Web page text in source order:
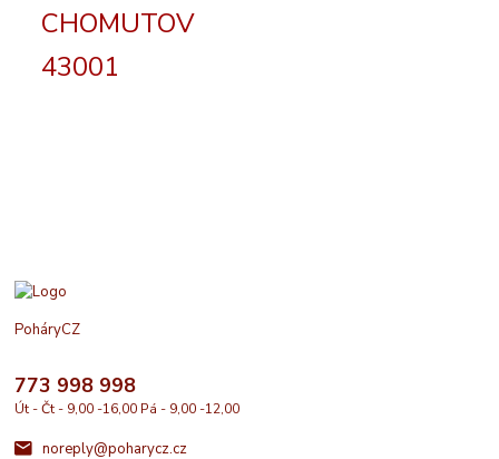
CHOMUTOV
43001
PoháryCZ
773 998 998
Út - Čt - 9,00 -16,00 Pá - 9,00 -12,00
noreply@poharycz.cz